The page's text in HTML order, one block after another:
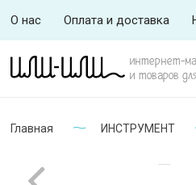
О нас Оплата и доставка
интернет-
и товаров
Главная ИНСТРУМЕНТ